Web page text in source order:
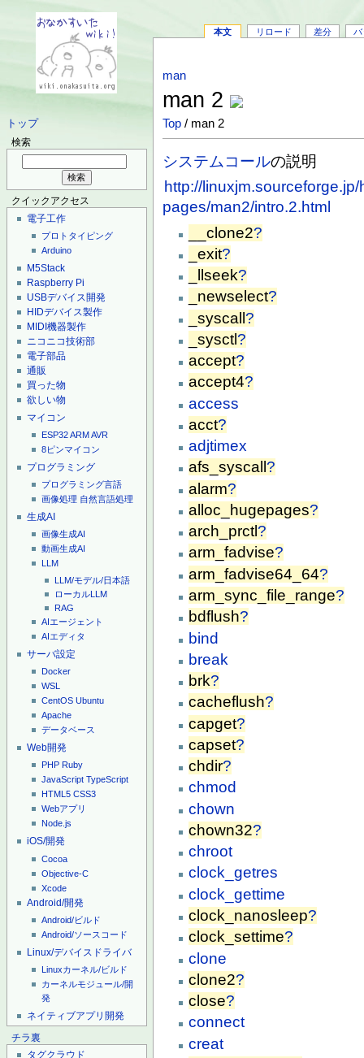
トップ
検索
クイックアクセス
電子工作
プロトタイピング
Arduino
M5Stack
Raspberry Pi
USBデバイス開発
HIDデバイス製作
MIDI機器製作
ニコニコ技術部
電子部品
通販
買った物
欲しい物
マイコン
ESP32ARMAVR
8ピンマイコン
プログラミング
プログラミング言語
画像処理 自然言語処理
生成AI
画像生成AI
動画生成AI
LLM
LLM/モデル/日本語
ローカルLLM
RAG
AIエージェント
AIエディタ
サーバ設定
Docker
WSL
CentOS Ubuntu
Apache
データベース
Web開発
PHP Ruby
JavaScript TypeScript
HTML5 CSS3
Webアプリ
Node.js
iOS/開発
Cocoa
Objective-C
Xcode
Android/開発
Android/ビルド
Android/ソースコード
Linux/デバイスドライバ
Linuxカーネル/ビルド
カーネルモジュール/開
発
ネイティブアプリ開発
チラ裏
タグクラウド
本文 リロード 差分 バ
man
man 2
Top / man 2
システムコールの説明
http://
pages/man2/intro.2.html
__clone2?
_exit?
_llseek?
_newselect?
_syscall?
_sysctl?
accept?
accept4?
access
acct?
adjtimex
afs_syscall ?
alarm?
alloc_hugepages?
arch_prctl?
arm_fadvise?
arm_fadvise64_64?
arm_sync_file_range?
bdflush?
bind
break
brk?
cacheflush?
capget?
capset?
chdir?
chmod
chown
chown32?
chroot
clock_getres
clock_gettime
clock_nanosleep?
clock_settime?
clone
clone2?
close?
connect
creat